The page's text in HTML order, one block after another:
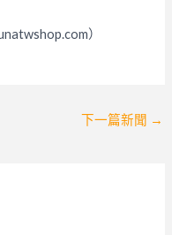
）
下一篇新聞 →